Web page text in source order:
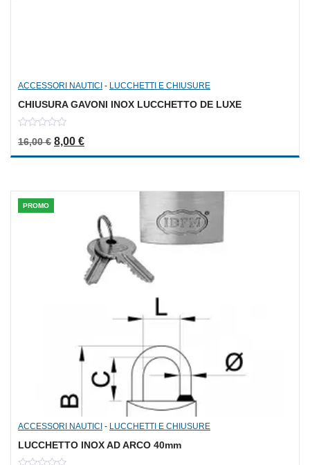
ACCESSORI NAUTICI - LUCCHETTI E CHIUSURE
CHIUSURA GAVONI INOX LUCCHETTO DE LUXE
out
16,00€ Il prezzo originale era: 16,00 €.
8,00 €Il prezzo attuale è: 8,00 €.
PROMO
ACCESSORI NAUTICI - LUCCHETTI E CHIUSURE
LUCCHETTO INOX AD ARCO 40mm